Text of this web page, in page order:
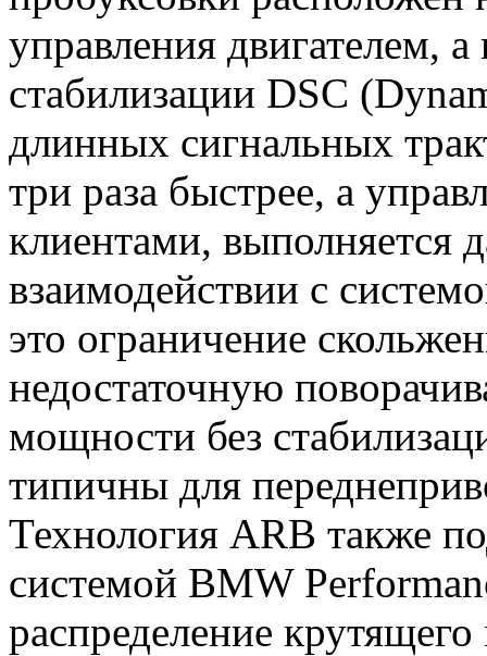
управления двигателем,
стабилизации DSC
длинных сигнальных
три раза быстрее, а
клиентами, выполняется
взаимодействии с
это ограничение
недостаточную
мощности без
типичны для
Технология ARB также
системой BMW
распределение